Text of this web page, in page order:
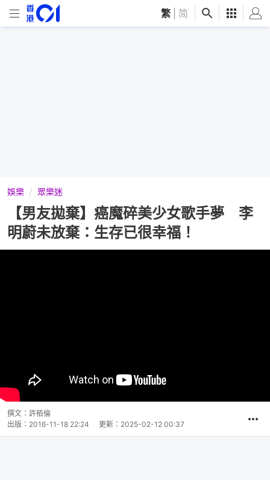
繁 简
娛樂 眾樂迷
【男友拋棄】癌魔碎美少女歌手夢 李
明蔚未放棄：生存已很幸福！
撰文： 許栢倫
出版： 2016-11-18 22:24 更新： 2025-02-12 00:37